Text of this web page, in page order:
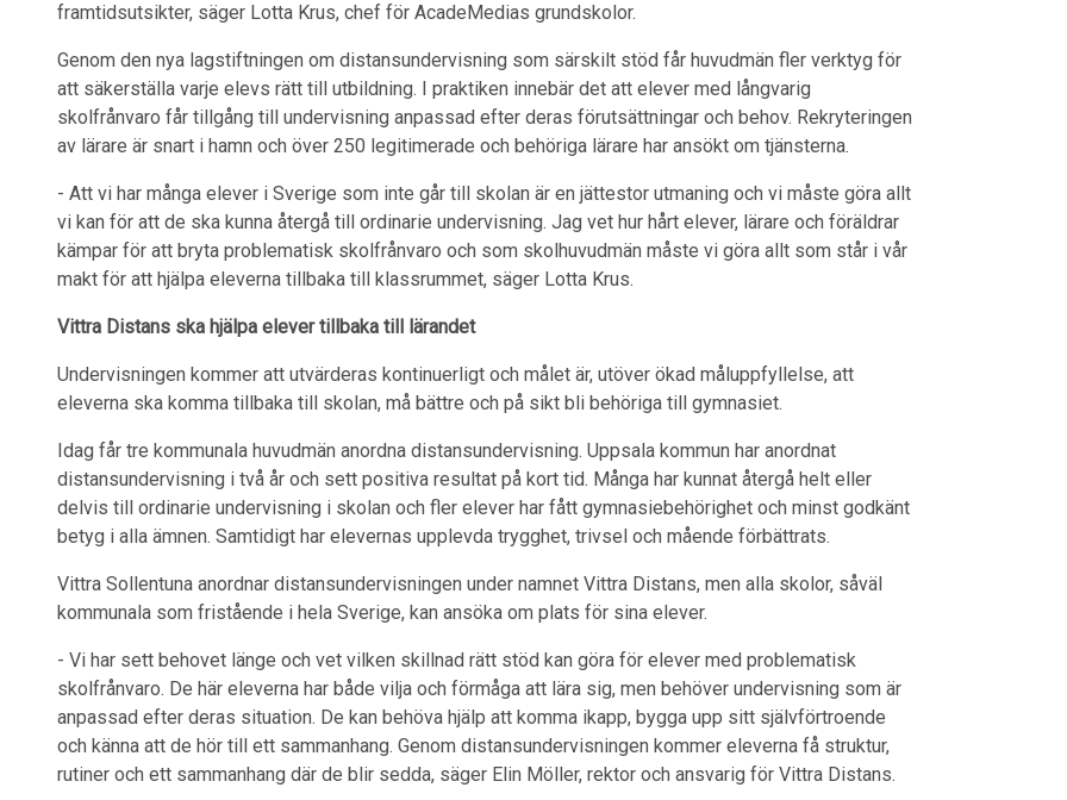
framtidsutsikter, säger Lotta Krus, chef för AcadeMedias grundskolor.
Genom den nya lagstiftningen om distansundervisning som särskilt stöd får huvudmän fler verktyg för
att säkerställa varje elevs rätt till utbildning. I praktiken innebär det att elever med långvarig
skolfrånvaro får tillgång till undervisning anpassad efter deras förutsättningar och behov. Rekryteringen
av lärare är snart i hamn och över 250 legitimerade och behöriga lärare har ansökt om tjänsterna.
- Att vi har många elever i Sverige som inte går till skolan är en jättestor utmaning och vi måste göra allt
vi kan för att de ska kunna återgå till ordinarie undervisning. Jag vet hur hårt elever, lärare och föräldrar
kämpar för att bryta problematisk skolfrånvaro och som skolhuvudmän måste vi göra allt som står i vår
makt för att hjälpa eleverna tillbaka till klassrummet, säger Lotta Krus.
Vittra Distans ska hjälpa elever tillbaka till lärandet
Undervisningen kommer att utvärderas kontinuerligt och målet är, utöver ökad måluppfyllelse, att
eleverna ska komma tillbaka till skolan, må bättre och på sikt bli behöriga till gymnasiet.
Idag får tre kommunala huvudmän anordna distansundervisning. Uppsala kommun har anordnat
distansundervisning i två år och sett positiva resultat på kort tid. Många har kunnat återgå helt eller
delvis till ordinarie undervisning i skolan och fler elever har fått gymnasiebehörighet och minst godkänt
betyg i alla ämnen. Samtidigt har elevernas upplevda trygghet, trivsel och mående förbättrats.
Vittra Sollentuna anordnar distansundervisningen under namnet Vittra Distans, men alla skolor, såväl
kommunala som fristående i hela Sverige, kan ansöka om plats för sina elever.
- Vi har sett behovet länge och vet vilken skillnad rätt stöd kan göra för elever med problematisk
skolfrånvaro. De här eleverna har både vilja och förmåga att lära sig, men behöver undervisning som är
anpassad efter deras situation. De kan behöva hjälp att komma ikapp, bygga upp sitt självförtroende
och känna att de hör till ett sammanhang. Genom distansundervisningen kommer eleverna få struktur,
rutiner och ett sammanhang där de blir sedda, säger Elin Möller, rektor och ansvarig för Vittra Distans.